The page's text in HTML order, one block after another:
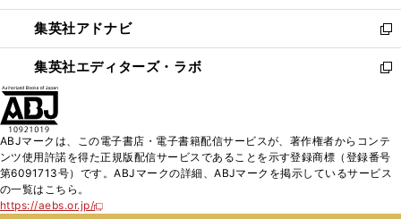
開
く
ウ
で
開
く
ン
ド
ウ
で
ウ
ィ
ン
ド
く
集英社アドナビ
新
し
い
ド
ウ
で
集英社エディターズ・ラボ
新
ィ
ン
ABJマークは、この電子書店・電子書籍配信サービスが、著作権者からコンテ
ンツ使用許諾を得た正規版配信サービスであることを示す登録商標（登録番号
第6091713号）です。ABJマークの詳細、ABJマークを掲示しているサービス
の一覧はこちら。
https://aebs.or.jp/
新